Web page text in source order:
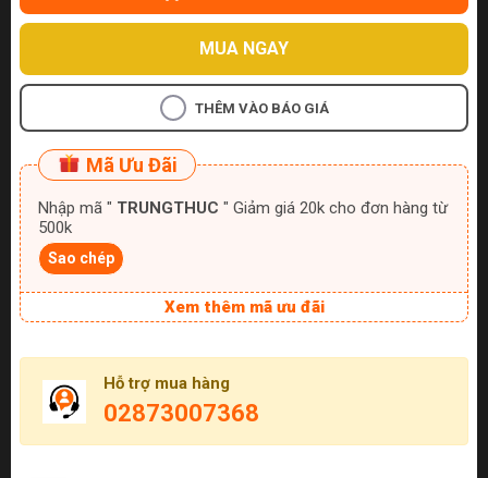
MUA NGAY
THÊM VÀO BÁO GIÁ
Mã Ưu Đãi
Nhập mã " TRUNGTHUC " Giảm giá 20k cho đơn hàng từ
500k
Sao chép
Xem thêm mã ưu đãi
Hỗ trợ mua hàng
02873007368